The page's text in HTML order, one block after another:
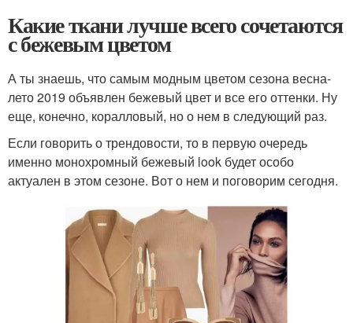
Какие ткани лучше всего сочетаются
с бежевым цветом
А ты знаешь, что самым модным цветом сезона весна-
лето 2019 объявлен бежевый цвет и все его оттенки. Ну
еще, конечно, коралловый, но о нем в следующий раз.
Если говорить о трендовости, то в первую очередь
именно монохромный бежевый look будет особо
актуален в этом сезоне. Вот о нем и поговорим сегодня.